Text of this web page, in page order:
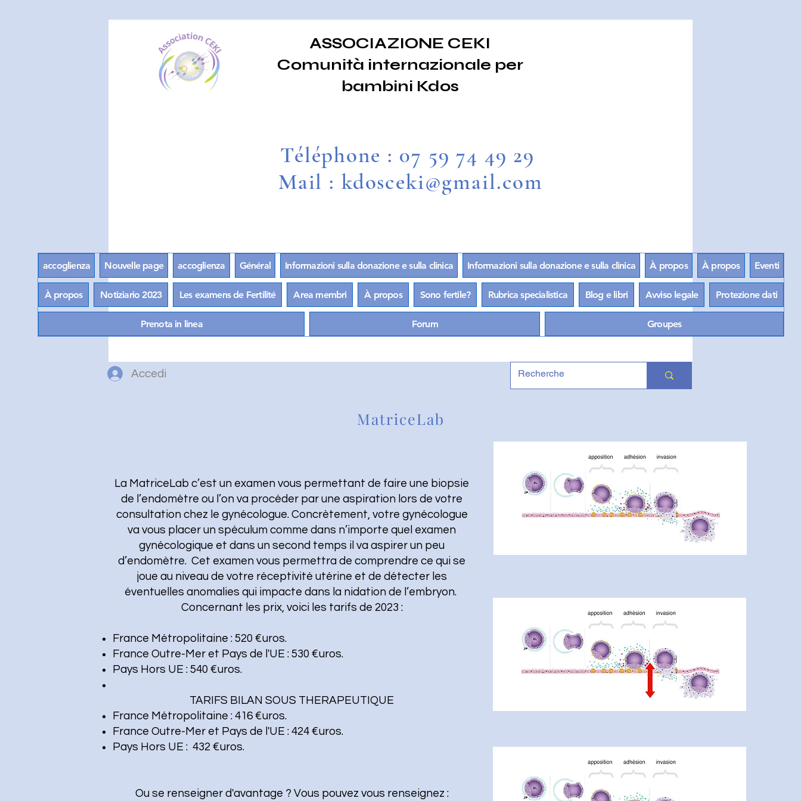
ASSOCIAZIONE CEKI
Comunità internazionale per
bambini Kdos
Téléphone : 07 59 74 49 29
Mail : kdosceki@gmail.com
accoglienza Nouvelle page accoglienza Général Informazioni sulla donazione e sulla clinica Informazioni sulla donazione e sulla clinica À propos À propos Eventi
À propos Notiziario 2023 Les examens de Fertilité Area membri À propos Sono fertile? Rubrica specialistica Blog e libri Avviso legale Protezione dati
Prenota in linea Forum Groupes
Accedi
MatriceLab
La MatriceLab c’est un examen vous permettant de faire une biopsie
de l’endomètre ou l’on va procéder par une aspiration lors de votre
consultation chez le gynécologue. Concrètement, votre gynécologue
va vous placer un spéculum comme dans n’importe quel examen
gynécologique et dans un second temps il va aspirer un peu
d’endomètre. Cet examen vous permettra de comprendre ce qui se
joue au niveau de votre réceptivité utérine et de détecter les
éventuelles anomalies qui impacte dans la nidation de l’embryon.
Concernant les prix, voici les tarifs de 2023 :
France Métropolitaine : 520 €uros.
France Outre-Mer et Pays de l'UE : 530 €uros.
Pays Hors UE : 540 €uros.
TARIFS BILAN SOUS THERAPEUTIQUE
France Métropolitaine : 416 €uros.
France Outre-Mer et Pays de l'UE : 424 €uros.
Pays Hors UE : 432 €uros.
Ou se renseigner d'avantage ? Vous pouvez vous renseignez :